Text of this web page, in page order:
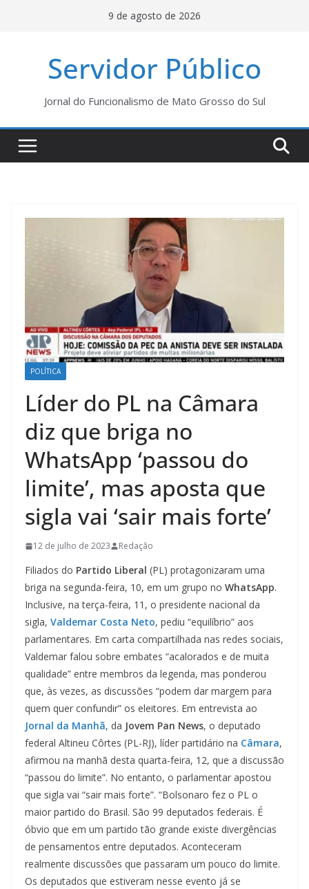
9 de agosto de 2026
Servidor Público
Jornal do Funcionalismo de Mato Grosso do Sul
POLÍTICA
Líder do PL na Câmara
diz que briga no
WhatsApp ‘passou do
limite’, mas aposta que
sigla vai ‘sair mais forte’
12 de julho de 2023 Redação
Filiados do Partido Liberal (PL) protagonizaram uma
briga na segunda-feira, 10, em um grupo no WhatsApp.
Inclusive, na terça-feira, 11, o presidente nacional da
sigla, Valdemar Costa Neto, pediu “equilíbrio” aos
parlamentares. Em carta compartilhada nas redes sociais,
Valdemar falou sobre embates “acalorados e de muita
qualidade” entre membros da legenda, mas ponderou
que, às vezes, as discussões “podem dar margem para
quem quer confundir” os eleitores. Em entrevista ao
Jornal da Manhã, da Jovem Pan News, o deputado
federal Altineu Côrtes (PL-RJ), líder partidário na Câmara,
afirmou na manhã desta quarta-feira, 12, que a discussão
“passou do limite”. No entanto, o parlamentar apostou
que sigla vai “sair mais forte”. “Bolsonaro fez o PL o
maior partido do Brasil. São 99 deputados federais. É
óbvio que em um partido tão grande existe divergências
de pensamentos entre deputados. Aconteceram
realmente discussões que passaram um pouco do limite.
Os deputados que estiveram nesse evento já se